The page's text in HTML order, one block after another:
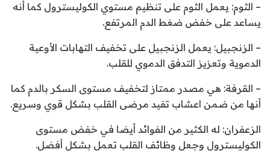
– الثوم: يعمل الثوم على تنظيم مستوي الكوليسترول كما أنه
يساعد على خفض ضغط الدم المرتفع.
– الزنجبيل: يعمل الزنجبيل على تخفيف التهابات الأوعية
الدموية وتعزيز التدفق الدموي للقلب.
– القرفة: هي مصدر ممتاز لتخفيف مستوى السكر بالدم كما
أنها من ضمن اعشاب تفيد مرضى القلب بشكل قوي وسريع.
الزعفران: له الكثير من الفوائد أيضا في خفض مستوى
الكوليسترول وجعل وظائف القلب تعمل بشكل أفضل.